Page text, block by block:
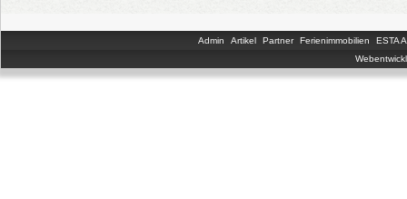
Admin Artikel Partner Ferienimmobilien
ESTA